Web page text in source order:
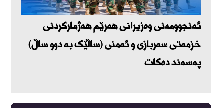
ئەنجوومەنی وەزیرانی هەرێم هەژمارکردنی
خزمەتی سەربازی و ئەمنی (ساڵێک بە دوو ساڵ)
پەسەند دەکات